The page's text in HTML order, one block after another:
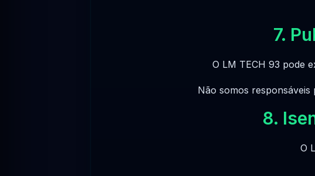
7.
O LM TECH 93 pode
Não somos
8.
O